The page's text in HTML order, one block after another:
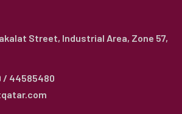
Street, Industrial Area, Zone 57,
/ 44585480